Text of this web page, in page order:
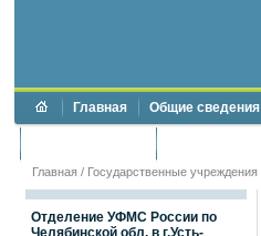
Главная Общие сведения
Главная / Государственные учреждения
Отделение УФМС России по
Челябинской обл. в г.Усть-